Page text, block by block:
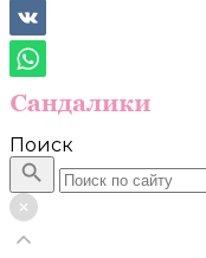
Поиск